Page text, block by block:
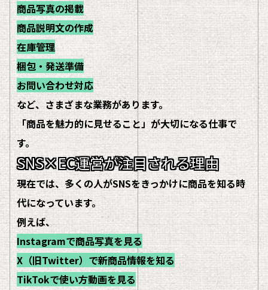
商品写真の掲載
商品説明文の作成
在庫管理
梱包・発送準備
お問い合わせ対応
など、さまざまな業務があります。
「商品を魅力的に見せること」が大切になる仕事で
す。
SNS×EC運営が注目される理由
現在では、多くの人がSNSをきっかけに商品を知る時
代になっています。
例えば、
Instagramで商品写真を見る
X（旧Twitter）で新商品情報を知る
TikTokで使い方動画を見る